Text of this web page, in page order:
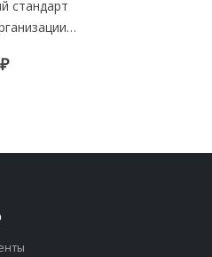
стандарт
₽Текущая